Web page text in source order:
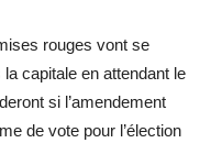
rouges vont se
capitale en attendant le
si l’amendement
de vote pour l’élection